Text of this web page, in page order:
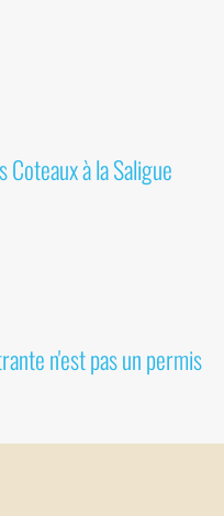
Coteaux à la Saligue
n'est pas un permis